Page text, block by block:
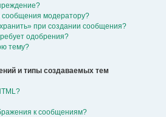
сообщения модератору?
при создании сообщения?
одобрения?
тему?
и типы создаваемых тем
к сообщениям?